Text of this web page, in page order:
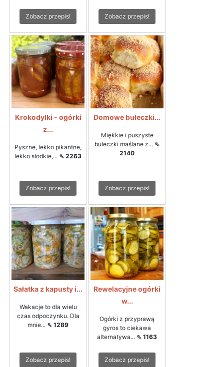
Zobacz przepis! Zobacz przepis!
Krokodylki - ogórki
z...
Pyszne, lekko pikantne,
lekko słodkie,... ⇖ 2263
Zobacz przepis!
Domowe bułeczki...
Miękkie i puszyste
bułeczki maślane z... ⇖
2140
Zobacz przepis!
Sałatka z kapusty i...
Wakacje to dla wielu
czas odpoczynku. Dla
mnie... ⇖ 1289
Zobacz przepis!
Rewelacyjne ogórki
w...
Ogórki z przyprawą
gyros to ciekawa
alternatywa... ⇖ 1163
Zobacz przepis!